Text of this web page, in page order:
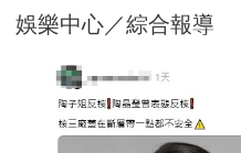
娛樂中心／綜合報導